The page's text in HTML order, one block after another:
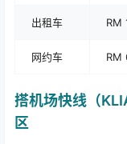
出租车 RM
网约车 RM
搭机场快线（
区